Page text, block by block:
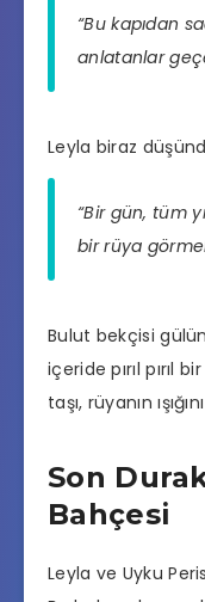
“Bu kapıdan
anlatanlar
Leyla biraz
“Bir gün, tüm
bir rüya
Bulut bekçisi
içeride pırıl pırıl
taşı, rüyanın
Son
Bahçesi
Leyla ve Uyku